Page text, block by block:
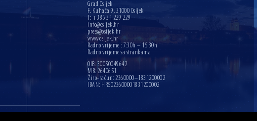
Grad Osijek
F. Kuhača 9, 31000 Osijek
T: +385 31 229 229
info@osijek.hr
press@osijek.hr
www.osijek.hr
Radno vrijeme : 7:30h – 15:30h
Radno vrijeme sa strankama
OIB: 30050049642
MB: 2640651
Žiro-račun: 2360000–1831200002
IBAN: HR5023600001831200002